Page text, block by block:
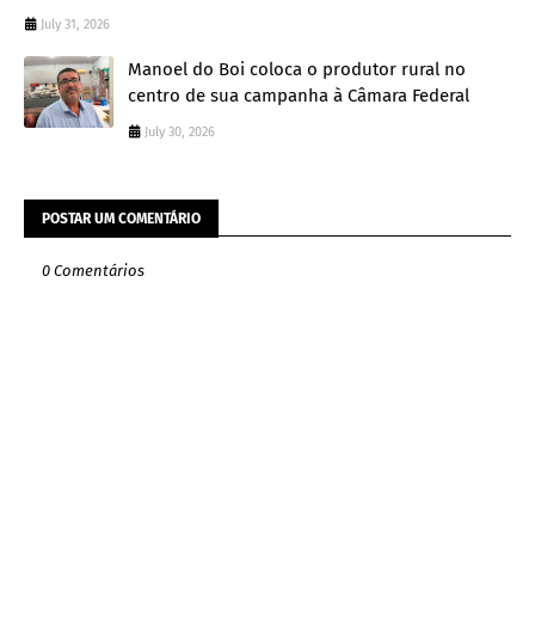
July 31, 2026
Manoel do Boi coloca o produtor rural no
centro de sua campanha à Câmara Federal
July 30, 2026
POSTAR UM COMENTÁRIO
0 Comentários